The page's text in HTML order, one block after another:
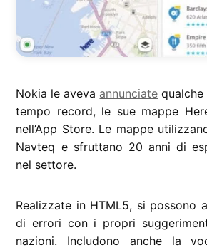
Nokia le aveva annunciate
tempo record, le sue mappe
nell’App Store. Le mappe
Navteq e sfruttano 20 anni di
nel settore.
Realizzate in HTML5, si possono
di errori con i propri
nazioni. Includono anche la